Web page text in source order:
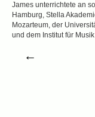
James unterrichtete an
Hamburg, Stella
Mozarteum, der
und dem Institut für
←